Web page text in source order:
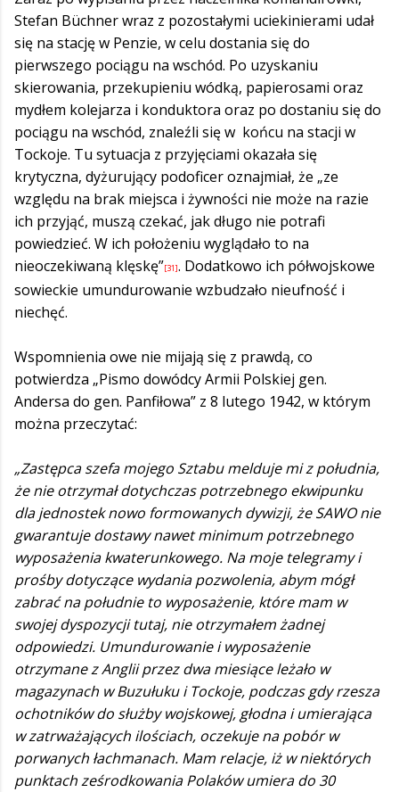
Stefan Büchner wraz z pozostałymi uciekinierami udał
się na stację w Penzie, w celu dostania się do
pierwszego pociągu na wschód. Po uzyskaniu
skierowania, przekupieniu wódką, papierosami oraz
mydłem kolejarza i konduktora oraz po dostaniu się do
pociągu na wschód, znaleźli się w końcu na stacji w
Tockoje. Tu sytuacja z przyjęciami okazała się
krytyczna, dyżurujący podoficer oznajmiał, że „ze
względu na brak miejsca i żywności nie może na razie
ich przyjąć, muszą czekać, jak długo nie potrafi
powiedzieć. W ich położeniu wyglądało to na
nieoczekiwaną klęskę”[31]. Dodatkowo ich półwojskowe
sowieckie umundurowanie wzbudzało nieufność i
niechęć.
Wspomnienia owe nie mijają się z prawdą, co
potwierdza „Pismo dowódcy Armii Polskiej gen.
Andersa do gen. Panfiłowa” z 8 lutego 1942, w którym
można przeczytać:
„Zastępca szefa mojego Sztabu melduje mi z południa,
że nie otrzymał dotychczas potrzebnego ekwipunku
dla jednostek nowo formowanych dywizji, że SAWO nie
gwarantuje dostawy nawet minimum potrzebnego
wyposażenia kwaterunkowego. Na moje telegramy i
prośby dotyczące wydania pozwolenia, abym mógł
zabrać na południe to wyposażenie, które mam w
swojej dyspozycji tutaj, nie otrzymałem żadnej
odpowiedzi. Umundurowanie i wyposażenie
otrzymane z Anglii przez dwa miesiące leżało w
magazynach w Buzułuku i Tockoje, podczas gdy rzesza
ochotników do służby wojskowej, głodna i umierająca
w zatrważających ilościach, oczekuje na pobór w
porwanych łachmanach. Mam relacje, iż w niektórych
punktach ześrodkowania Polaków umiera do 30